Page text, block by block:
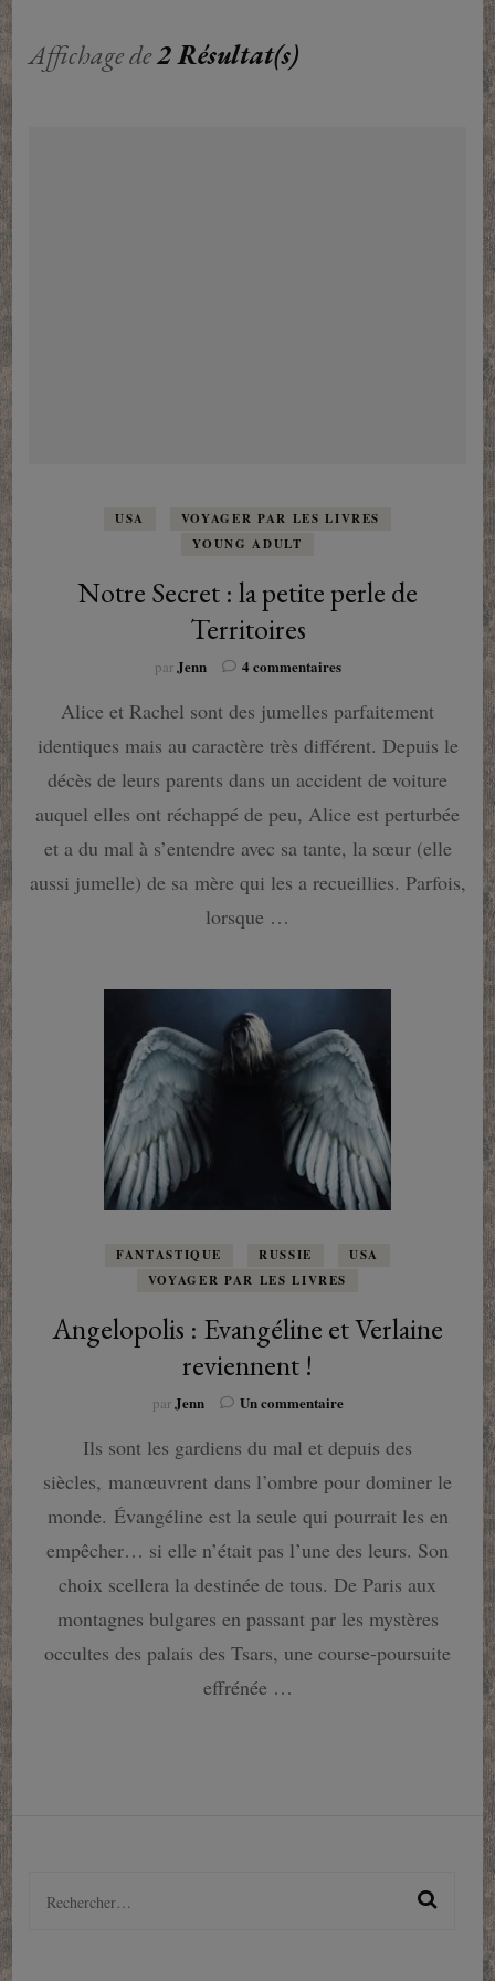
Affichage de2 Résultat(s)
USA
VOYAGER PAR LES LIVRES
YOUNG ADULT
Notre Secret : la petite perle de
Territoires
par Jenn 4 commentairessur
Secret
la
petite
de
Territoires
Alice et Rachel sont des jumelles parfaitement
identiques mais au caractère très différent. Depuis le
décès de leurs parents dans un accident de voiture
auquel elles ont réchappé de peu, Alice est perturbée
et a du mal à s’entendre avec sa tante, la sœur (elle
aussi jumelle) de sa mère qui les a recueillies. Parfois,
lorsque …
FANTASTIQUE RUSSIE
USA
VOYAGER PAR LES LIVRES
Angelopolis : Evangéline et Verlaine
reviennent !
par Jenn Un commentairesur
:
et
Verlaine
!
Ils sont les gardiens du mal et depuis des
siècles, manœuvrent dans l’ombre pour dominer le
monde. Évangéline est la seule qui pourrait les en
empêcher… si elle n’était pas l’une des leurs. Son
choix scellera la destinée de tous. De Paris aux
montagnes bulgares en passant par les mystères
occultes des palais des Tsars, une course-poursuite
effrénée …
Rechercher :